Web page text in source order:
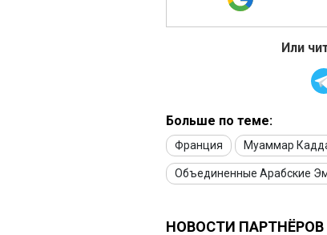
Или
Больше по теме:
Франция Муаммар
Объединенные Арабские